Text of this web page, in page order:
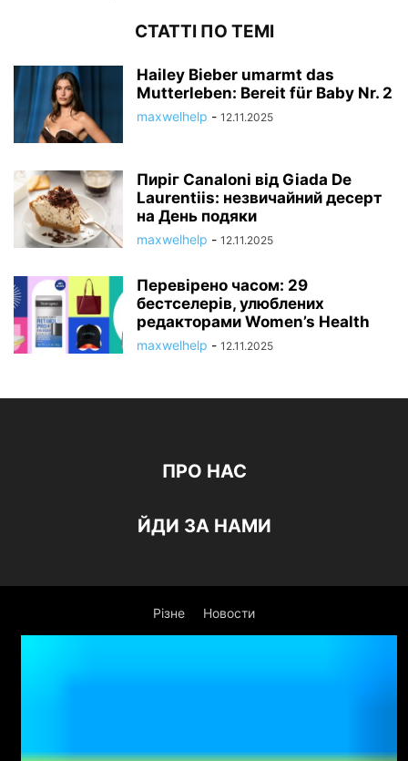
СТАТТІ ПО ТЕМІ
Hailey Bieber umarmt das
Mutterleben: Bereit für Baby Nr. 2
maxwelhelp - 12.11.2025
Пиріг Canaloni від Giada De
Laurentiis: незвичайний десерт
на День подяки
maxwelhelp - 12.11.2025
Перевірено часом: 29
бестселерів, улюблених
редакторами Women’s Health
maxwelhelp - 12.11.2025
ПРО НАС
ЙДИ ЗА НАМИ
Різне Новости